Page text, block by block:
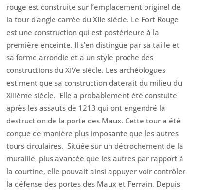
rouge est construite sur l’emplacement originel de
la tour d’angle carrée du XIIe siècle. Le Fort Rouge
est une construction qui est postérieure à la
première enceinte. Il s’en distingue par sa taille et
sa forme arrondie et a un style proche des
constructions du XIVe siècle. Les archéologues
estiment que sa construction daterait du milieu du
XIIIème siècle. Elle a probablement été constuite
après les assauts de 1213 qui ont engendré la
destruction de la porte des Maux. Cette tour a été
conçue de manière plus imposante que les autres
tours circulaires. Située sur un décrochement de la
muraille, plus avancée que les autres par rapport à
la courtine, elle pouvait ainsi appuyer voir contrôler
la défense des portes des Maux et Ferrain. Depuis